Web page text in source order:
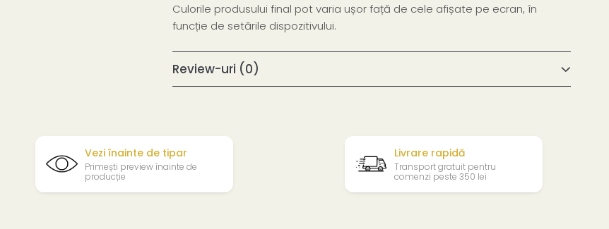
Culorile produsului final pot varia ușor față de cele afișate pe ecran, în
funcție de setările dispozitivului.
Review-uri (0)
Vezi înainte de tipar
Primești preview înainte de
producție
Livrare rapidă
Transport gratuit pentru
comenzi peste 350 lei